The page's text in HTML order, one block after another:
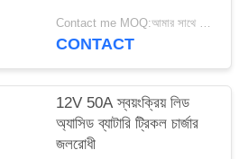
Contact me MOQ:আমার সাথে যোগাযোগ কর
CONTACT
12V 50A স্বয়ংক্রিয় লিড
অ্যাসিড ব্যাটারি ট্রিকল চার্জার
জলরোধী